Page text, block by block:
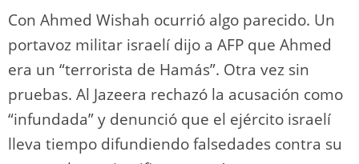
Con Ahmed Wishah ocurrió algo parecido. Un
portavoz militar israelí dijo a AFP que Ahmed
era un “terrorista de Hamás”. Otra vez sin
pruebas. Al Jazeera rechazó la acusación como
“infundada” y denunció que el ejército israelí
lleva tiempo difundiendo falsedades contra su